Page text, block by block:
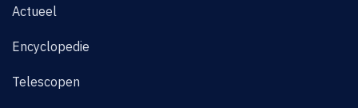
Actueel
Encyclopedie
Telescopen